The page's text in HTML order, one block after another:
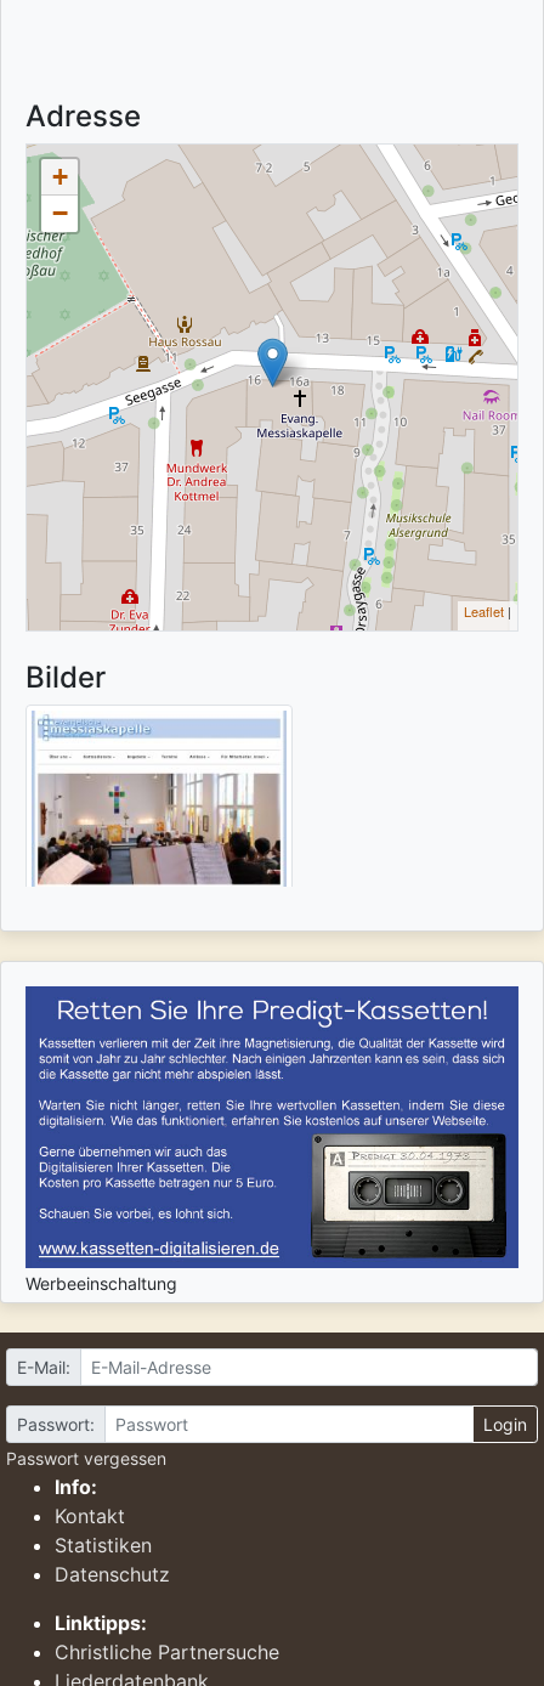
Adresse
+
−
Leaflet |
Bilder
Werbeeinschaltung
E-Mail:
Passwort:
Login
Passwort vergessen
Info:
Kontakt
Statistiken
Datenschutz
Linktipps:
Christliche Partnersuche